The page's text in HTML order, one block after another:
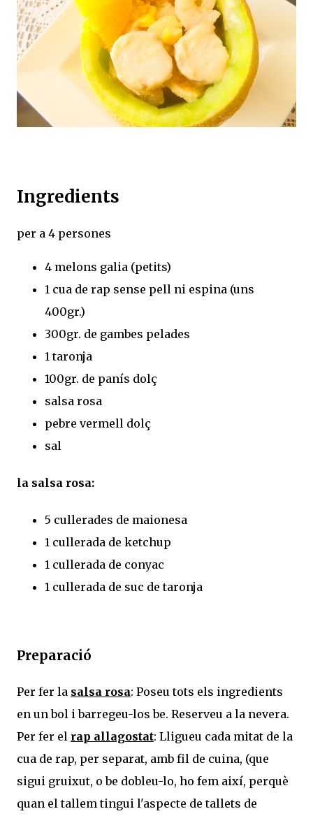
Ingredients
per a 4 persones
4 melons galia (petits)
1 cua de rap sense pell ni espina (uns
400gr.)
300gr. de gambes pelades
1 taronja
100gr. de panís dolç
salsa rosa
pebre vermell dolç
sal
la salsa rosa:
5 cullerades de maionesa
1 cullerada de ketchup
1 cullerada de conyac
1 cullerada de suc de taronja
Preparació
Per fer la salsa rosa: Poseu tots els ingredients
en un bol i barregeu-los be. Reserveu a la nevera.
Per fer el rap allagostat: Lligueu cada mitat de la
cua de rap, per separat, amb fil de cuina, (que
sigui gruixut, o be dobleu-lo, ho fem així, perquè
quan el tallem tingui l'aspecte de tallets de